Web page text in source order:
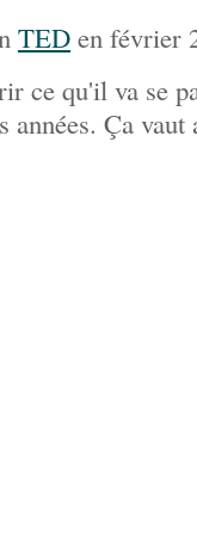
TED en février
ce qu'il va se
années. Ça